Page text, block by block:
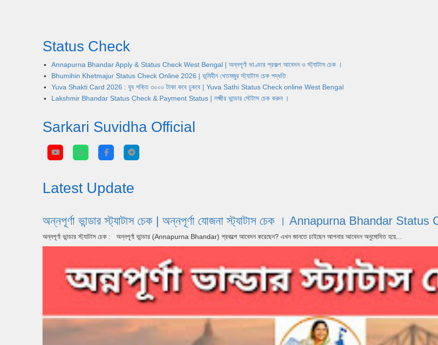
Status Check
Annapurna Bhandar Apply & Status Check West Bengal | অন্নপূর্ণা ভাণ্ডার প্রকল্প আবেদন ও স্ট্যাটাস চেক ।
Bhumihin Khetmajur Status Check Online 2026 | ভূমিহীন খেতমজুর স্ট্যাটাস চেক পদ্ধতি
Yuva Shakti Card 2026 : যুব শক্তি ৩০০০ টাকা কবে ঢুকবে | Yuva Sathi Status Check online West Bengal
Lakshmir Bhandar Status Check & Payment Status | লক্ষ্মীর ভান্ডার স্টেটাস চেক করুন ।
Sarkari Suvidha Official
Latest Update
অন্নপূর্ণা ভান্ডার স্ট্যাটাস চেক | অন্নপূর্ণা যোজনা স্ট্যাটাস চেক । Annapurna Bhandar
অন্নপূর্ণা ভান্ডার স্ট্যাটাস চেক : অন্নপূর্ণা ভান্ডার (Annapurna Bhandar) প্রকল্পে আবেদন করেছেন? এখন জানতে চাইছেন আপনার আবেদন অনুমোদিত হয়ে...